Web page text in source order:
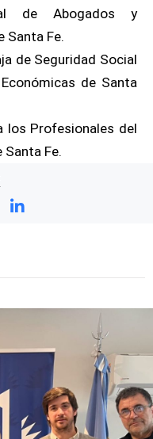
de Abogados y
Santa Fe.
de Seguridad Social
de Santa
los Profesionales del
Santa Fe.